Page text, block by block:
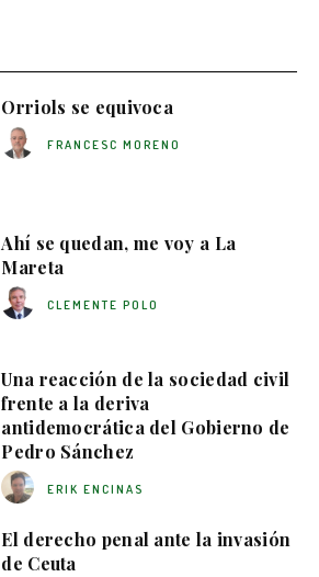
Orriols se equivoca
FRANCESC MORENO
Ahí se quedan, me voy a La
Mareta
CLEMENTE POLO
Una reacción de la sociedad civil
frente a la deriva
antidemocrática del Gobierno de
Pedro Sánchez
ERIK ENCINAS
El derecho penal ante la invasión
de Ceuta